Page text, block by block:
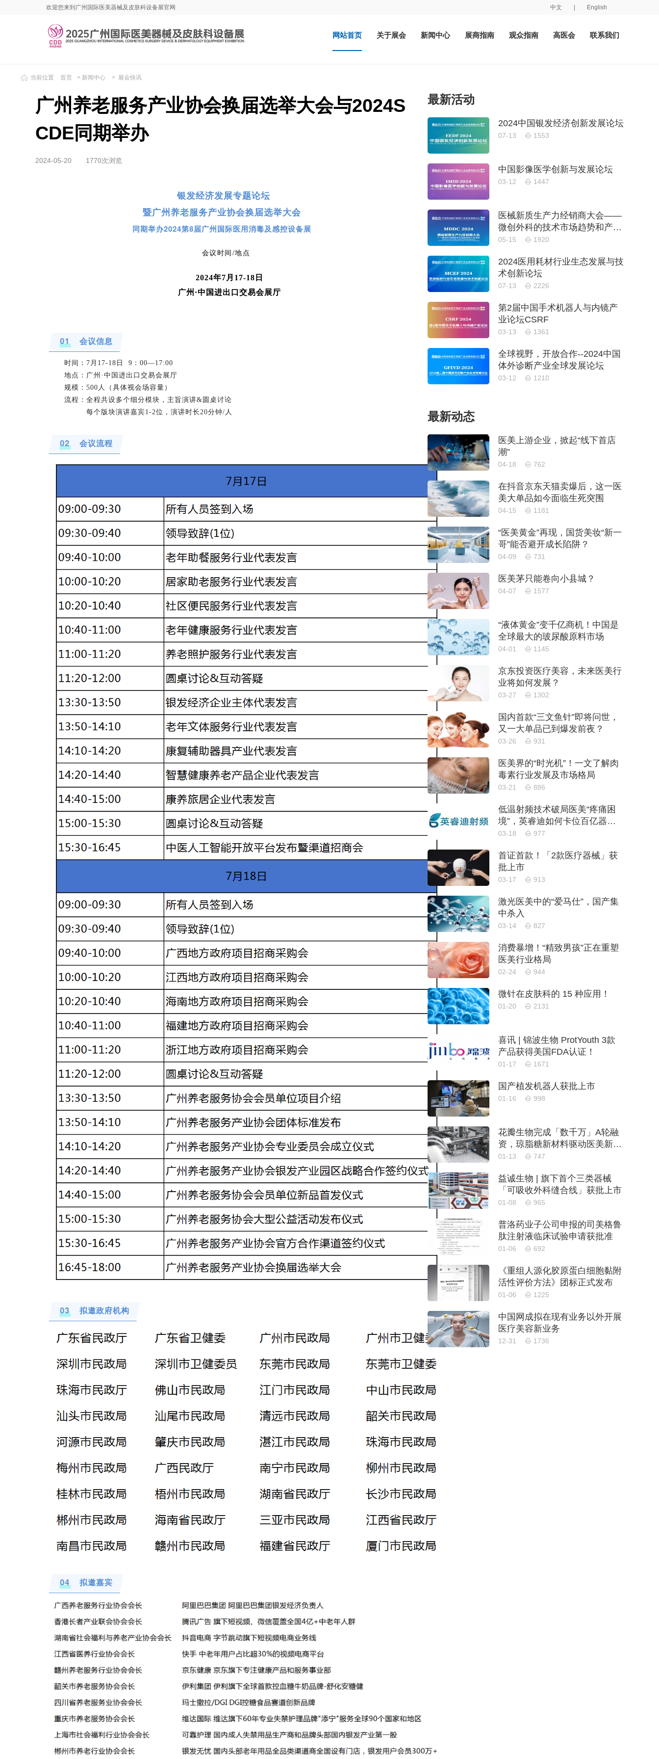
欢迎您来到广州国际医美器械及皮肤科设备展官网 中文 English
网站首页 关于展会 新闻中心 展商指南 观众指南 高医会 联系我们
当前位置 首页 > 新闻中心 > 展会快讯
广州养老服务产业协会换届选举大会与2024S
CDE同期举办
2024-05-20 1770次浏览
银发经济发展专题论坛
暨广州养老服务产业协会换届选举大会
同期举办2024第8届广州国际医用消毒及感控设备展
会议时间/地点
2024年7月17-18日
广州·中国进出口交易会展厅
01 会议信息
时间：7月17-18日 9：00—17:00
地点：广州·中国进出口交易会展厅
规模：500人（具体视会场容量）
流程：全程共设多个细分模块，主旨演讲&圆桌讨论
每个版块演讲嘉宾1-2位，演讲时长20分钟/人
02 会议流程
03 拟邀政府机构
04 拟邀嘉宾
最新活动
2024中国银发经济创新发展论坛
07-13 1553
中国影像医学创新与发展论坛
03-12 1447
医械新质生产力经销商大会——
微创外科的技术市场趋势和产品
创新
05-15 1920
2024医用耗材行业生态发展与技
术创新论坛
07-13 2226
第2届中国手术机器人与内镜产
业论坛CSRF
03-13 1361
全球视野，开放合作--2024中国
体外诊断产业全球发展论坛
03-12 1210
最新动态
医美上游企业，掀起“线下首店
潮”
04-18 762
在抖音京东天猫卖爆后，这一医
美大单品如今面临生死突围
04-15 1181
“医美黄金”再现，国货美妆“新一
哥”能否避开成长陷阱？
04-09 731
医美茅只能卷向小县城？
04-07 1577
“液体黄金”变千亿商机！中国是
全球最大的玻尿酸原料市场
04-01 1145
京东投资医疗美容，未来医美行
业将如何发展？
03-27 1302
国内首款“三文鱼针”即将问世，
又一大单品已到爆发前夜？
03-26 931
医美界的“时光机”！一文了解肉
毒素行业发展及市场格局
03-21 886
低温射频技术破局医美“疼痛困
境”，英睿迪如何卡位百亿器械
升级战？
03-18 977
首证首款！「2款医疗器械」获
批上市
03-17 913
激光医美中的“爱马仕”，国产集
中杀入
03-14 827
消费暴增！“精致男孩”正在重塑
医美行业格局
02-24 944
微针在皮肤科的 15 种应用！
01-20 2131
喜讯 | 锦波生物 ProtYouth 3款
产品获得美国FDA认证！
01-17 1671
国产植发机器人获批上市
01-16 998
花瓣生物完成「数千万」A轮融
资，琼脂糖新材料驱动医美新格
局
01-13 747
益诚生物 | 旗下首个三类器械
「可吸收外科缝合线」获批上市
01-08 965
普洛药业子公司申报的司美格鲁
肽注射液临床试验申请获批准
01-06 692
《重组人源化胶原蛋白细胞黏附
活性评价方法》团标正式发布
01-06 1225
中国网成拟在现有业务以外开展
医疗美容新业务
12-31 1736